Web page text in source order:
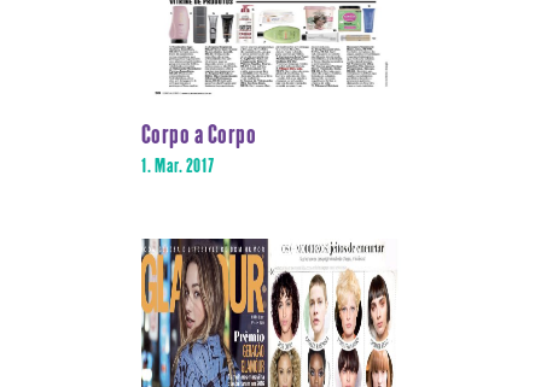
Corpo a Corpo
1. Mar. 2017